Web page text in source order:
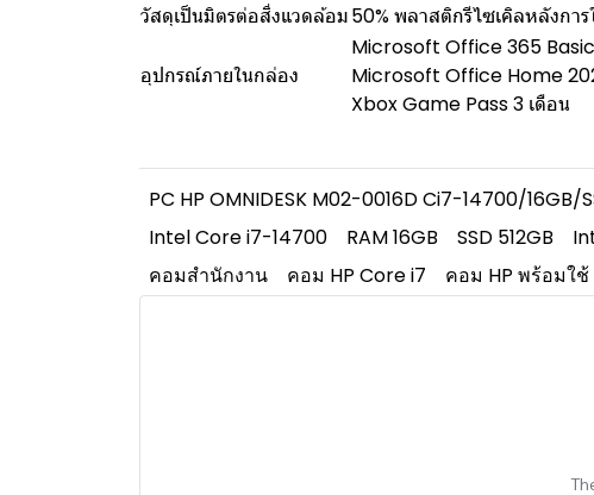
วัสดุเป็นมิตรต่อสิ่งแวดล้อม50% พลาสติกรีไซเคิลหลังการ
อุปกรณ์ภายในกล่อง
Microsoft Office 365
Microsoft Office Home
Xbox Game Pass 3 เดือน
PC HP OMNIDESK M02-0016D Ci7-14700/16GB/
Intel Core i7-14700
RAM 16GB SSD 512GB
คอมสำนักงาน
คอม HP Core i7 คอม HP พร้อมใช้